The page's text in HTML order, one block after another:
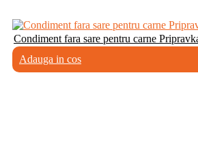
Condiment fara sare pentru carne
Adauga in cos